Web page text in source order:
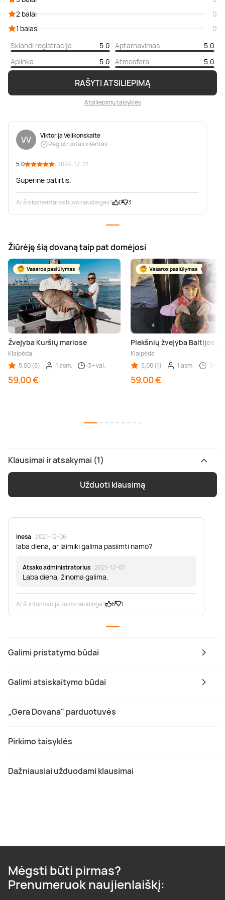
Galimi pristatymo būdai
Galimi atsiskaitymo būdai
„Gera Dovana" parduotuvės
Pirkimo taisyklės
Dažniausiai užduodami klausimai
RAŠYTI ATSILIEPIMĄ
Atsiliepimų taisyklės
2 balai
0
1 balas
0
Sklandi registracija
5.0 Aptarnavimas
5.0
Aplinka
5.0 Atmosfera 5.0
VV
Viktorija Velikonskaite
Registruotas klientas
5.0 · 2024-12-21
Superinė patirtis.
Ar šis komentaras buvo naudingas? 0 3
Žiūrėję šią dovaną taip pat domėjosi
Žvejyba Kuršių mariose
Klaipėda
5,00 (8)
1 asm. 3+ val.
59,00 €
Plekšnių žvejyba Baltijos
Klaipėda
5,00 (1)
1 asm. 3+
59,00 €
Klausimai ir atsakymai (1)
Užduoti klausimą
Inesa · 2021-12-06
laba diena, ar laimiki galima pasiimti namo?
Atsako administratorius · 2021-12-07
Laba diena, žinoma galima.
Ar ši informacija Jums naudinga? 6 1
Mėgsti būti pirmas?
Prenumeruok naujienlaiškį: